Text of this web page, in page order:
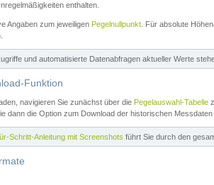
enthalten.
Angaben zum jeweiligen Pegelnullpunkt . Für absolute
und automatisierte Datenabfragen aktueller Werte
Funktion
navigieren Sie zunächst über die Pegelauswahl-Tabelle
dann die Option zum Download der historischen
Schritt-Anleitung mit Screenshots führt Sie durch den